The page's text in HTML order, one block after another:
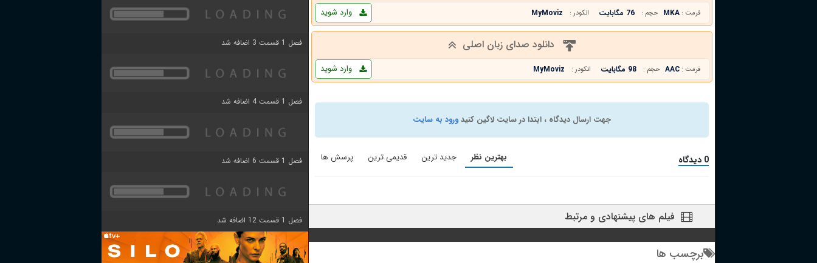
فرمت : MKA حجم : 76 مگابایت انکودر : MyMoviz وارد شوید
دانلود صدای زبان اصلی
فرمت : AAC حجم : 98 مگابایت انکودر : MyMoviz وارد شوید
جهت ارسال دیدگاه ، ابتدا در سایت لاگین کنیدورود به سایت
0 دیدگاه بهترین نظر جدید ترین قدیمی ترین پرسش ها
فیلم های پیشنهادی و مرتبط
برچسب ها
فصل 1 قسمت 3 اضافه شد
فصل 1 قسمت 4 اضافه شد
فصل 1 قسمت 6 اضافه شد
فصل 1 قسمت 12 اضافه شد